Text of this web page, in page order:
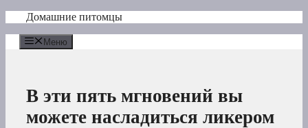
Перейти
содержимому
Домашние питомцы
Меню
В эти пять мгновений вы
можете насладиться ликером